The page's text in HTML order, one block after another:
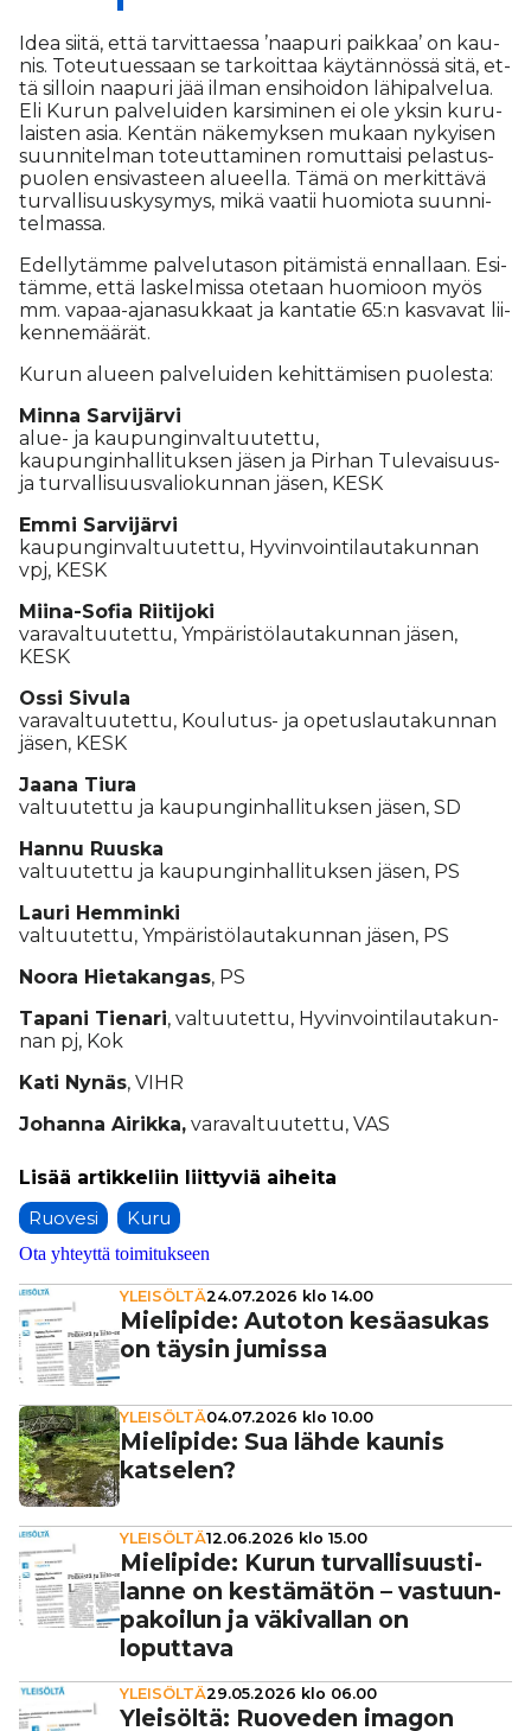
Idea sii­tä, et­tä tar­vit­ta­es­sa ’naa­pu­ri paik­kaa’ on kau­
nis. To­teu­tu­es­saan se tar­koit­taa käy­tän­nös­sä sitä, et­
tä sil­loin naa­pu­ri jää il­man en­si­hoi­don lä­hi­pal­ve­lua.
Eli Ku­run pal­ve­lui­den kar­si­mi­nen ei ole yk­sin ku­ru­
lais­ten asia. Ken­tän nä­ke­myk­sen mu­kaan ny­kyi­sen
suun­ni­tel­man to­teut­ta­mi­nen ro­mut­tai­si pe­las­tus­
puo­len en­si­vas­teen alu­eel­la. Tämä on mer­kit­tä­vä
tur­val­li­suus­ky­sy­mys, mikä vaa­tii huo­mi­o­ta suun­ni­
tel­mas­sa.
Edel­ly­täm­me pal­ve­lu­ta­son pi­tä­mis­tä en­nal­laan. Esi­
täm­me, et­tä las­kel­mis­sa ote­taan huo­mi­oon myös
mm. va­paa-aja­na­suk­kaat ja kan­ta­tie 65:n kas­va­vat lii­
ken­ne­mää­rät.
Ku­run alu­een pal­ve­lui­den ke­hit­tä­mi­sen puo­les­ta:
Min­na Sar­vi­jär­vi
alue- ja kau­pun­gin­val­tuu­tet­tu,
kau­pun­gin­hal­li­tuk­sen jä­sen ja Pir­han Tu­le­vai­suus-
ja tur­val­li­suus­va­li­o­kun­nan jä­sen, KESK
Em­mi Sar­vi­jär­vi
kau­pun­gin­val­tuu­tet­tu, Hy­vin­voin­ti­lau­ta­kun­nan
vpj, KESK
Mii­na-So­fia Rii­ti­jo­ki
va­ra­val­tuu­tet­tu, Ym­pä­ris­tö­lau­ta­kun­nan jä­sen,
KESK
Os­si Si­vu­la
va­ra­val­tuu­tet­tu, Kou­lu­tus- ja ope­tus­lau­ta­kun­nan
jä­sen, KESK
Jaa­na Tiu­ra
val­tuu­tet­tu ja kau­pun­gin­hal­li­tuk­sen jä­sen, SD
Han­nu Ruus­ka
val­tuu­tet­tu ja kau­pun­gin­hal­li­tuk­sen jä­sen, PS
Lau­ri Hem­min­ki
val­tuu­tet­tu, Ym­pä­ris­tö­lau­ta­kun­nan jä­sen, PS
Noo­ra Hie­ta­kan­gas, PS
Ta­pa­ni Tie­na­ri, val­tuu­tet­tu, Hy­vin­voin­ti­lau­ta­kun­
nan pj, Kok
Kati Ny­näs, VIHR
Jo­han­na Ai­rik­ka, va­ra­val­tuu­tet­tu, VAS
Ruovesi Kuru
Ota yhteyttä toimitukseen
YLEISÖLTÄ24.07.2026 klo 14.00
Mielipide: Autoton kesä­a­su­kas
on täysin jumissa
YLEISÖLTÄ04.07.2026 klo 10.00
Mielipide: Sua lähde kaunis
katselen?
YLEISÖLTÄ12.06.2026 klo 15.00
Mielipide: Kurun tur­val­li­suus­ti­
lanne on kes­tä­mä­tön – vas­tuun­
pa­koi­lun ja väki­val­lan on
loputtava
YLEISÖLTÄ29.05.2026 klo 06.00
Yleisöltä: Ruoveden imagon